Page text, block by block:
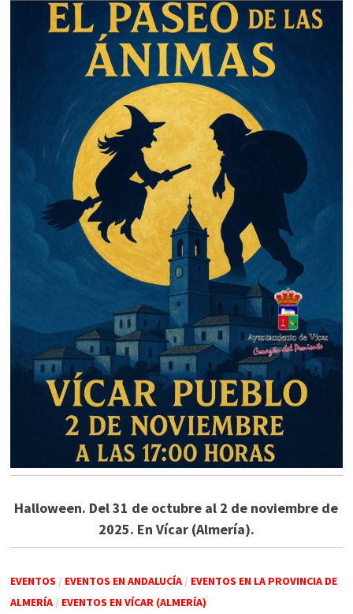
Halloween. Del 31 de octubre al 2 de noviembre de
2025. En Vícar (Almería).
EVENTOS / EVENTOS EN ANDALUCÍA/ EVENTOS EN LA PROVINCIA DE
ALMERÍA/ EVENTOS EN VÍCAR (ALMERÍA)